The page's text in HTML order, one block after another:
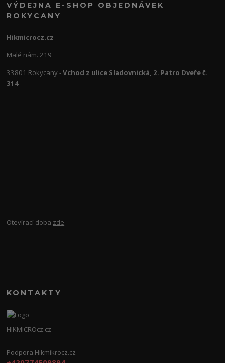
VÝDEJNA E-SHOP OBJEDNÁVEK
ROKYCANY
Hikmicrocz.cz
Malé nám. 219
33801 Rokycany -Vchod z ulice Sladovnická, 2. Patro Dveře č.
314
Otevírací doba zde
KONTAKTY
HIKMICROcz.cz
Podpora Hikmikrocz.cz